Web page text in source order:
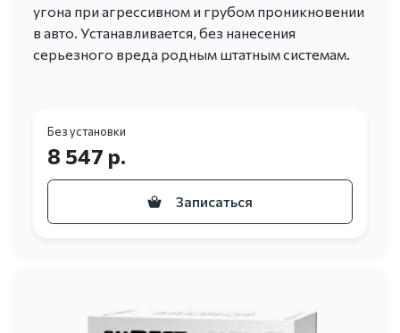
угона при агрессивном и грубом проникновении
в авто. Устанавливается, без нанесения
серьезного вреда родным штатным системам.
Без установки
8 547 р.
Записаться